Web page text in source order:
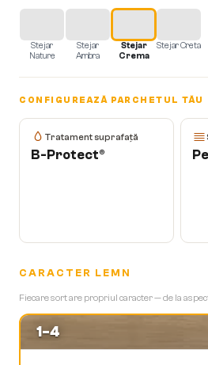
Stejar
Nature
Stejar
Ambra
Stejar
Crema
Stejar Creta
CONFIGUREAZĂ PARCHETUL TĂU
Tratament suprafață
B-Protect®
CARACTER LEMN
Fiecare sort are propriul caracter — de la
1-4